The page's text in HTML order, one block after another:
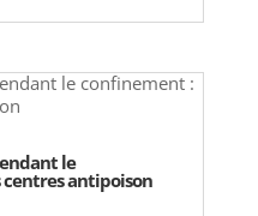
le
centres antipoison